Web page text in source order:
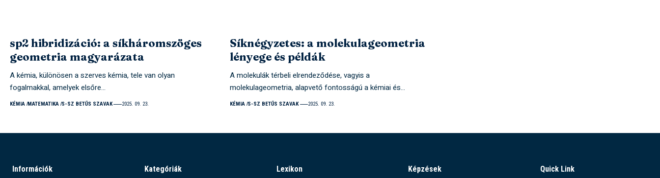
sp2 hibridizáció: a síkháromszöges
geometria magyarázata
A kémia, különösen a szerves kémia, tele van olyan
fogalmakkal, amelyek elsőre…
KÉMIA MATEMATIKA S-SZ BETŰS SZAVAK 2025. 09. 23.
Síknégyzetes: a molekulageometria
lényege és példák
A molekulák térbeli elrendeződése, vagyis a
molekulageometria, alapvető fontosságú a kémiai és…
KÉMIA S-SZ BETŰS SZAVAK 2025. 09. 23.
Információk Kategóriák Lexikon Képzések Quick Link